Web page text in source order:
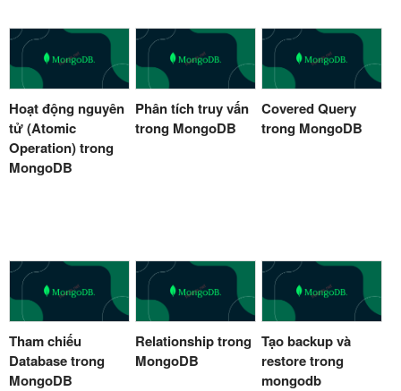
Hoạt động nguyên
tử (Atomic
Operation) trong
MongoDB
Phân tích truy vấn
trong MongoDB
Covered Query
trong MongoDB
Tham chiếu
Database trong
MongoDB
Relationship trong
MongoDB
Tạo backup và
restore trong
mongodb